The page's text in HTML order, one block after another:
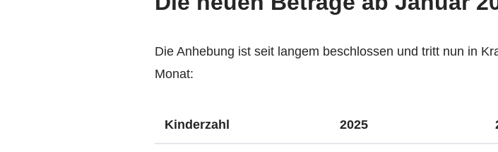
Die Anhebung ist seit langem beschlossen und tritt nun in
Monat:
Kinderzahl 2025